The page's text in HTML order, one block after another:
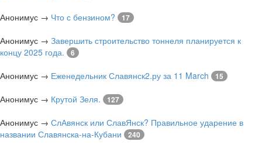
Анонимус → Что с бензином? 17
Анонимус → Завершить строительство тоннеля планируется к
концу 2025 года.
6
Анонимус → Еженедельник Славянск2.ру за 11 March 15
Анонимус → Крутой Зеля. 127
Анонимус → СлАвянск или СлавЯнск? Правильное ударение в
названии Славянска-на-Кубани
240